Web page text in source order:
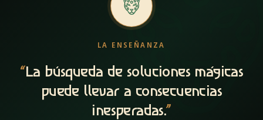
LA ENSEÑANZA
“La búsqueda de soluciones mágicas
puede llevar a consecuencias
inesperadas.”